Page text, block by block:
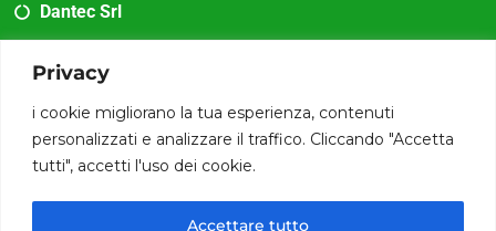
Privacy
i cookie migliorano la tua esperienza, contenuti
personalizzati e analizzare il traffico. Cliccando "Accetta
tutti", accetti l'uso dei cookie.
Accettare tutto
Dantec Srl
02 35954173
info@dantec.it
Via San Francesco 20 20826 Misinto (MB)
P.iva: 12090590014